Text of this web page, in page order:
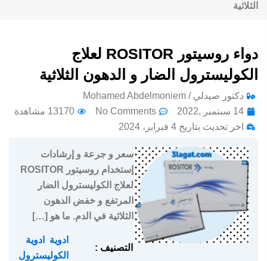
الثلاثية
دواء روسيتور ROSITOR لعلاج
الكوليسترول الضار و الدهون الثلاثية
دكتور صيدلي / Mohamed Abdelmoniem
14 سبتمبر ,2022
No Comments
13170 مشاهدة
اخر تحديث بتاريخ 4 فبراير، 2024
سعر و جرعة و إرشادات
إستخدام روسيتور ROSITOR
لعلاج الكوليسترول الضار
المرتفع و خفض الدهون
الثلاثية في الدم. ما هو […]
التصنيف :
ادوية
ادوية
الكوليسترول